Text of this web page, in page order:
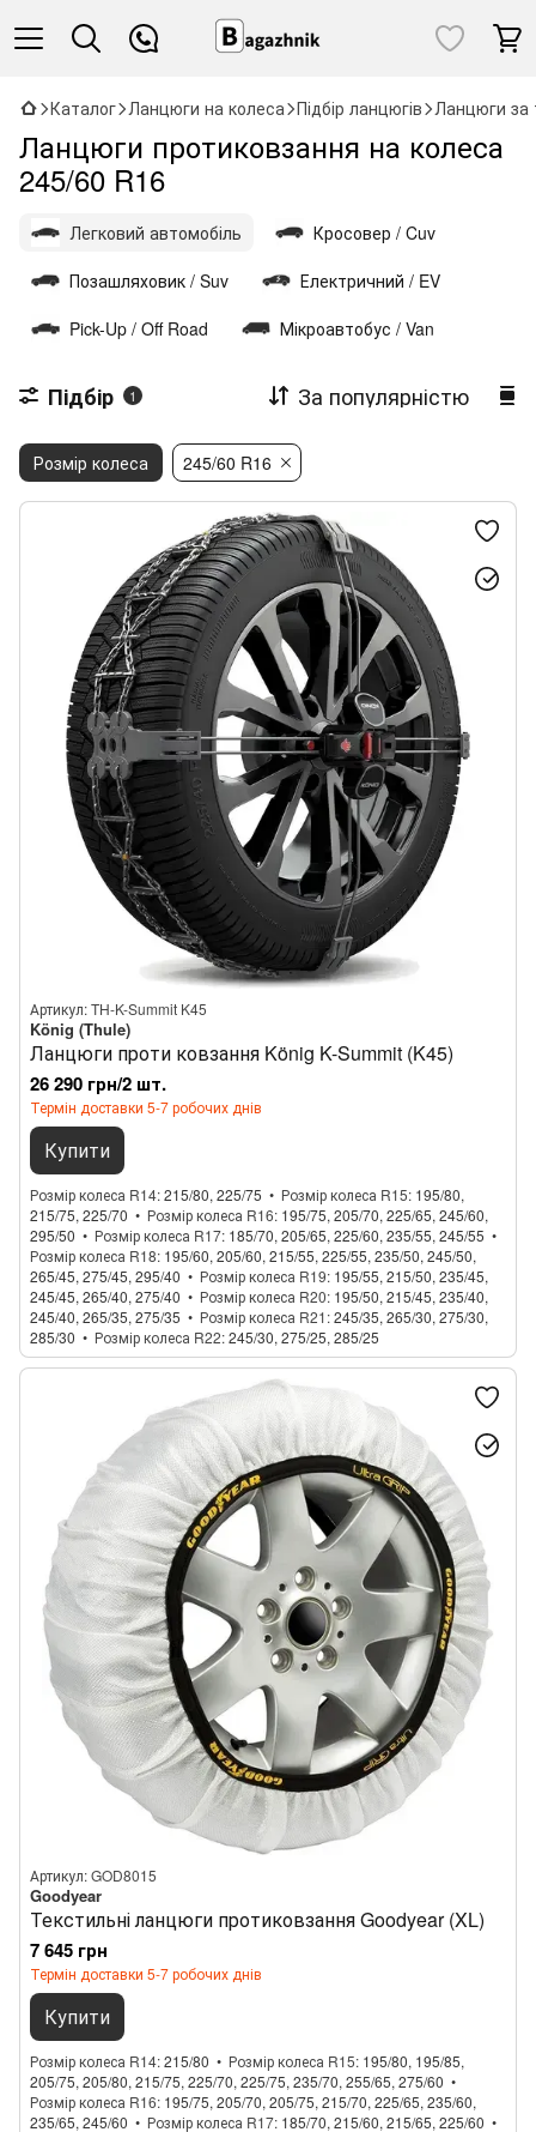
Каталог Ланцюги на колеса Підбір ланцюгів Ланцюги за
Ланцюги протиковзання на колеса
245/60 R16
Легковий автомобіль
Кросовер / Cuv
Позашляховик / Suv
Електричний / EV
Pick-Up / Off Road
Мікроавтобус / Van
Підбір 1 За популярністю
Розмір колеса 245/60 R16
Артикул: TH-K-Summit K45
König (Thule)
Ланцюги проти ковзання König K-Summit (K45)
26 290 грн/2 шт.
Термін доставки 5-7 робочих днів
Купити
Розмір колеса R14 215/80, 225/75 Розмір колеса R15 195/80,
215/75, 225/70
Розмір колеса R16 195/75, 205/70, 225/65, 245/60,
295/50
Розмір колеса R17 185/70, 205/65, 225/60, 235/55, 245/55
Розмір колеса R18 195/60, 205/60, 215/55, 225/55, 235/50, 245/50,
265/45, 275/45, 295/40
Розмір колеса R19 195/55, 215/50, 235/45,
245/45, 265/40, 275/40
Розмір колеса R20 195/50, 215/45, 235/40,
245/40, 265/35, 275/35
Розмір колеса R21 245/35, 265/30, 275/30,
285/30
Розмір колеса R22 245/30, 275/25, 285/25
Артикул: GOD8015
Goodyear
Текстильні ланцюги протиковзання Goodyear (XL)
7 645 грн
Термін доставки 5-7 робочих днів
Купити
Розмір колеса R14 215/80 Розмір колеса R15 195/80, 195/85,
205/75, 205/80, 215/75, 225/70, 225/75, 235/70, 255/65, 275/60
Розмір колеса R16 195/75, 205/70, 205/75, 215/70, 225/65, 235/60,
235/65, 245/60
Розмір колеса R17 185/70, 215/60, 215/65, 225/60